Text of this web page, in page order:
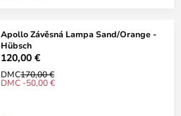
Apollo Závěsná Lampa Sand/Orange -
Hübsch
120,00 €
DMC170,00 €
DMC -50,00 €